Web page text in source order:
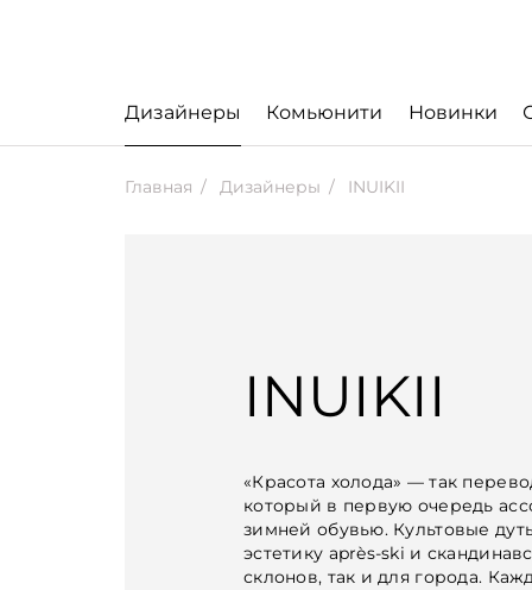
Дизайнеры Комьюнити Новинки
Главная Дизайнеры INUIKII
INUIKII
«Красота холода» — так
который в первую очередь
зимней обувью. Культовые
эстетику après-ski и
склонов, так и для города.